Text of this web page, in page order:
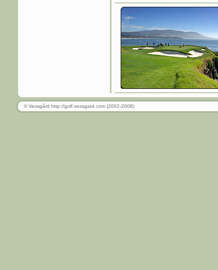
© Vessgård http://golf.vessgard.com (2002-2008)